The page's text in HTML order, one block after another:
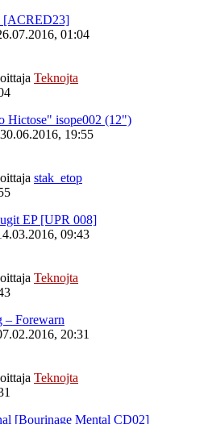
[ACRED23]
01:04
Teknojta
Hictose" isope002 (12")
30.06.2016, 19:55
stak_etop
EP [UPR 008]
09:43
Teknojta
– Forewarn
20:31
Teknojta
[Bourinage Mental CD02]